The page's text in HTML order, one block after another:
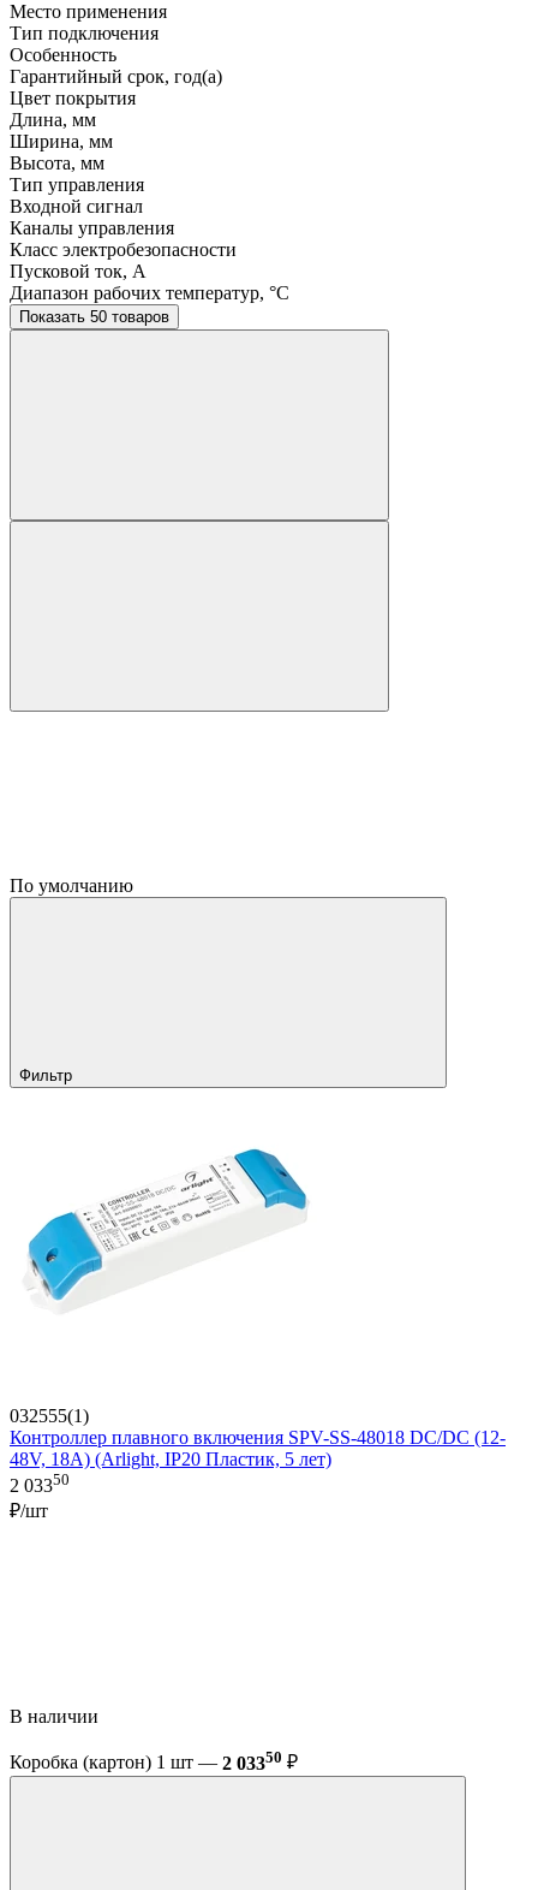
Место применения
Тип подключения
Особенность
Гарантийный срок, год(а)
Цвет покрытия
Длина, мм
Ширина, мм
Высота, мм
Тип управления
Входной сигнал
Каналы управления
Класс электробезопасности
Пусковой ток, A
Диапазон рабочих температур, °C
Показать 50 товаров
По умолчанию
Фильтр
032555(1)
Контроллер плавного включения SPV-SS-48018 DC/DC (12-
48V, 18A) (Arlight, IP20 Пластик, 5 лет)
2 03350
₽/шт
В наличии
Коробка (картон) 1 шт — 2 03350 ₽